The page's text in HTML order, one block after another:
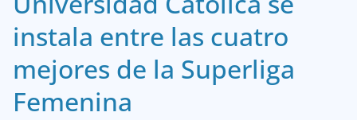
instala entre las cuatro
mejores de la Superliga
Femenina